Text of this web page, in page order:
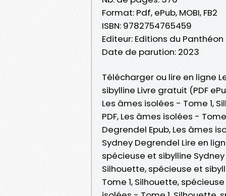
Format: Pdf, ePub, MOBI, FB2
ISBN: 9782754765459
Editeur: Editions du Panthéon
Date de parution: 2023
Télécharger ou lire en ligne
sibylline Livre gratuit (PDF
Les âmes isolées - Tome 1,
PDF, Les âmes isolées -
Degrendel Epub, Les âmes
Sydney Degrendel Lire en
spécieuse et sibylline
Silhouette, spécieuse et
Tome 1, Silhouette,